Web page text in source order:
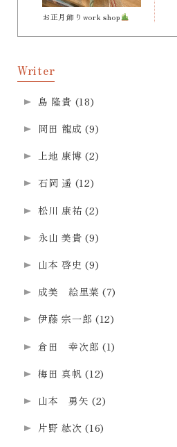
お正月飾りwork shop
Writer
島 隆貴 (18)
岡田 龍成 (9)
上地 康博 (2)
石岡 遥 (12)
松川 康祐 (2)
永山 美貴 (9)
山本 啓史 (9)
成美 絵里菜 (7)
伊藤 宗一郎 (12)
倉田 幸次郎 (1)
梅田 真帆 (12)
山本 勇矢 (2)
片野 紘次 (16)